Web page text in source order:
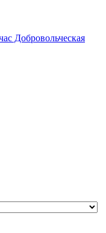
Добровольческая